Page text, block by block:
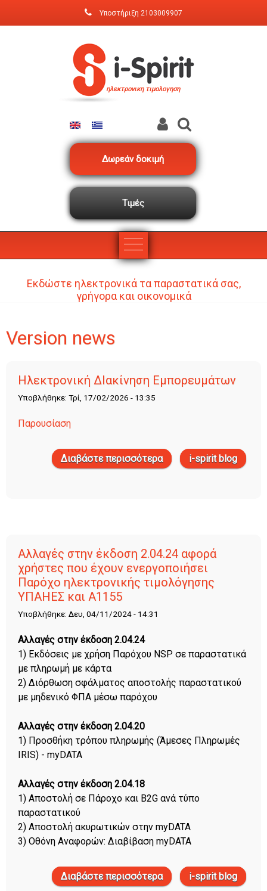
Παράκαμψη προς το κυρίως περιεχόμενο
Υποστήριξη 2103009907
ηλεκτρονικη τιμολογηση
Δωρεάν δοκιμή
Τιμές
Εκδώστε ηλεκτρονικά τα παραστατικά σας,
γρήγορα και οικονομικά
Version news
Ηλεκτρονική ΔΙακίνηση Εμπορευμάτων
Υποβλήθηκε: Τρί, 17/02/2026 - 13:35
Παρουσίαση
Διαβάστε περισσότερα
για Ηλεκτρονική
ΔΙακίνηση
i-spirit blog
Αλλαγές στην έκδοση 2.04.24 αφορά
χρήστες που έχουν ενεργοποιήσει
Παρόχο ηλεκτρονικής τιμολόγησης
ΥΠΑΗΕΣ και Α1155
Υποβλήθηκε: Δευ, 04/11/2024 - 14:31
Αλλαγές στην έκδοση 2.04.24
1) Εκδόσεις με χρήση Παρόχου NSP σε παραστατικά
με πληρωμή με κάρτα
2) Διόρθωση σφάλματος αποστολής παραστατικού
με μηδενικό ΦΠΑ μέσω παρόχου
Αλλαγές στην έκδοση 2.04.20
1) Προσθήκη τρόπου πληρωμής (Άμεσες Πληρωμές
IRIS) - myDATA
Αλλαγές στην έκδοση 2.04.18
1) Αποστολή σε Πάροχο και B2G ανά τύπο
παραστατικού
2) Αποστολή ακυρωτικών στην myDATA
3) Οθόνη Αναφορών: Διαβίβαση myDATA
Διαβάστε περισσότερα
για Αλλαγές στην
i-spirit blog